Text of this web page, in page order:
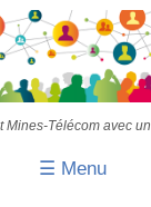
Mines-Télécom avec un
☰ Menu